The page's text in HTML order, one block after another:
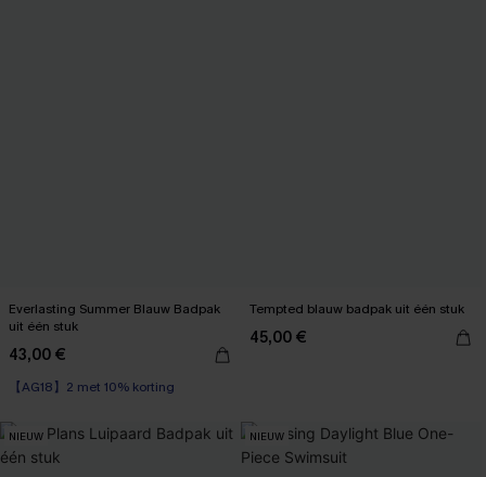
Everlasting Summer Blauw Badpak
uit één stuk
43,00 €
【AG18】2 met 10% korting
Tempted blauw badpak uit één stuk
45,00 €
NIEUW NIEUW